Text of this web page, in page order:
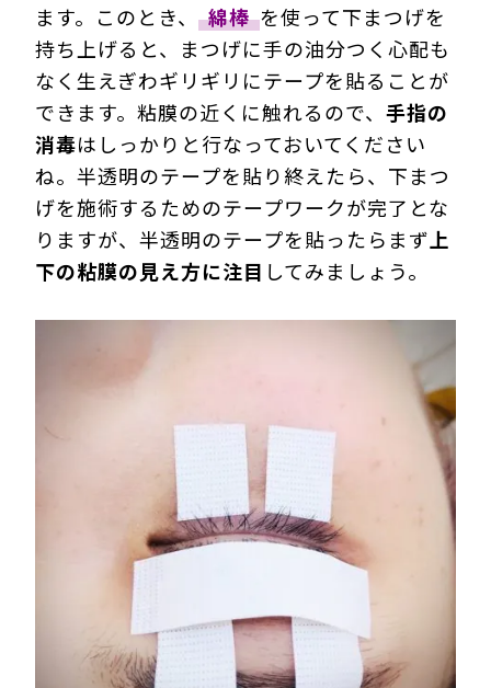
ます。このとき、 綿棒 を使って下まつげを
持ち上げると、まつげに手の油分つく心配も
なく生えぎわギリギリにテープを貼ることが
できます。粘膜の近くに触れるので、手指の
消毒はしっかりと行なっておいてください
ね。半透明のテープを貼り終えたら、下まつ
げを施術するためのテープワークが完了とな
りますが、半透明のテープを貼ったらまず上
下の粘膜の見え方に注目 してみましょう。